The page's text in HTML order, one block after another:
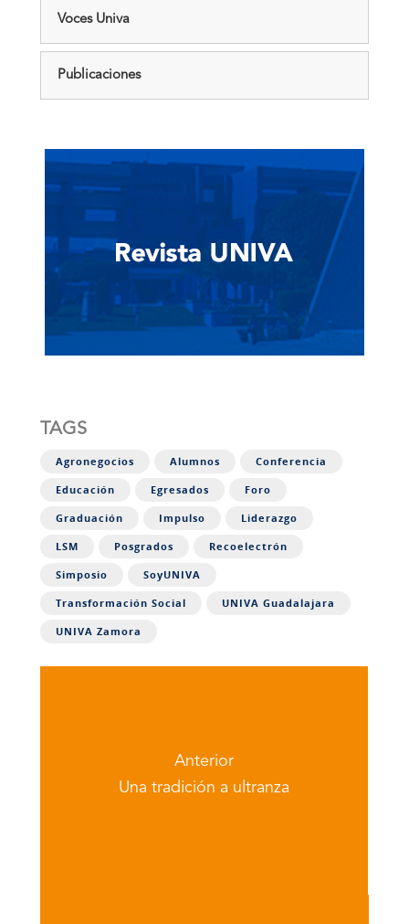
Voces Univa
Publicaciones
TAGS
Agronegocios Alumnos Conferencia
Educación Egresados Foro
Graduación Impulso Liderazgo
LSM Posgrados Recoelectrón
Simposio SoyUNIVA
Transformación Social UNIVA Guadalajara
UNIVA Zamora
Anterior
Una tradición a ultranza